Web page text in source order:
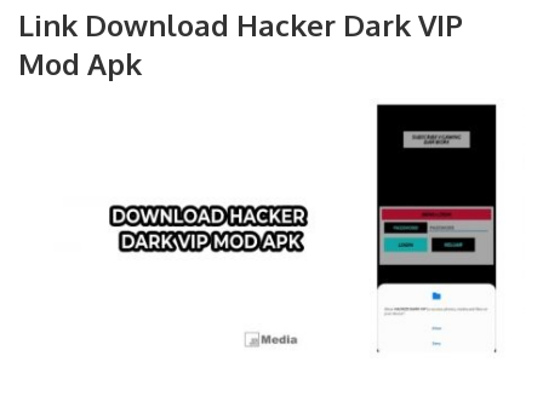
Link Download Hacker Dark VIP
Mod Apk